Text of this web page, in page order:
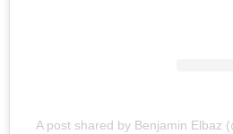
A post shared by Benjamin Elbaz